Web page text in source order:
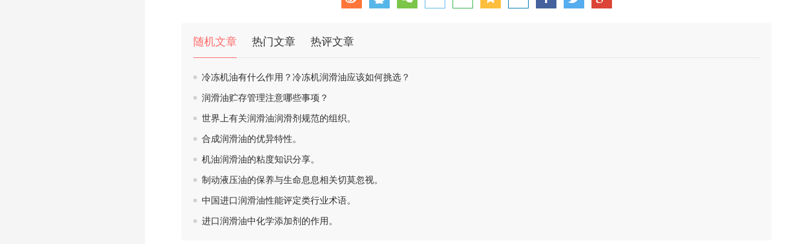
随机文章 热门文章 热评文章
冷冻机油有什么作用？冷冻机润滑油应该如何挑选？
润滑油贮存管理注意哪些事项？
世界上有关润滑油润滑剂规范的组织。
合成润滑油的优异特性。
机油润滑油的粘度知识分享。
制动液压油的保养与生命息息相关切莫忽视。
中国进口润滑油性能评定类行业术语。
进口润滑油中化学添加剂的作用。